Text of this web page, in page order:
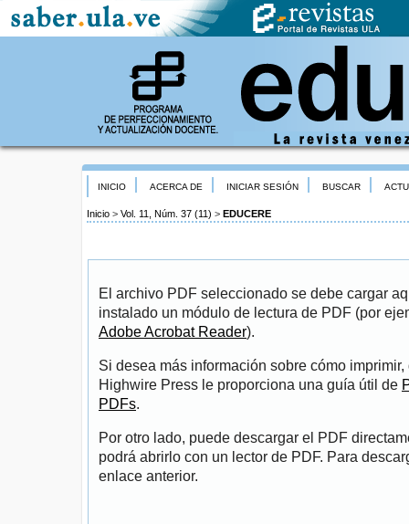
INICIO ACERCA DE INICIAR SESIÓN BUSCAR
Inicio > Vol. 11, Núm. 37 (11) > EDUCERE
El archivo PDF seleccionado se debe cargar
instalado un módulo de lectura de PDF (por
Adobe Acrobat Reader).
Si desea más información sobre cómo
Highwire Press le proporciona una guía útil de
PDFs.
Por otro lado, puede descargar el PDF
podrá abrirlo con un lector de PDF. Para
enlace anterior.